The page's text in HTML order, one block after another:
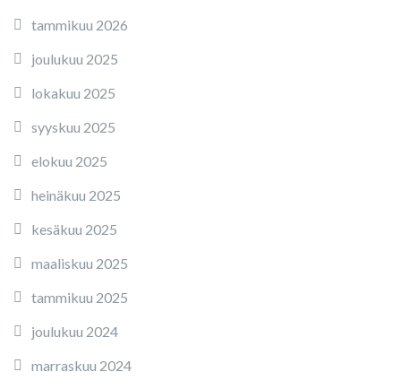
tammikuu 2026
joulukuu 2025
lokakuu 2025
syyskuu 2025
elokuu 2025
heinäkuu 2025
kesäkuu 2025
maaliskuu 2025
tammikuu 2025
joulukuu 2024
marraskuu 2024